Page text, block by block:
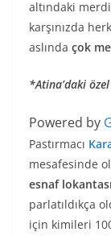
altındaki
karşınızda
aslında çok
*Atina’daki
Powered by
Pastırmacı
mesafesinde
esnaf lokantası
parlatıldıkça
için kimileri